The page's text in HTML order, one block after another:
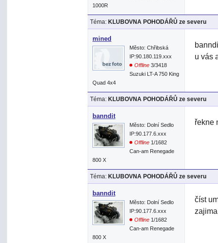
1000R
Téma: KLUBOVNA POHODÁŘŮ ze severu
mined
Město: Chřibská
IP:90.180.119.xxx
Offline 3/3418
Suzuki LT-A 750 King
Quad 4x4
u vás
Téma: KLUBOVNA POHODÁŘŮ ze severu
banndit
Město: Dolní Sedlo
IP:90.177.6.xxx
Offline 1/1682
Can-am Renegade
800 X
řekne
Téma: KLUBOVNA POHODÁŘŮ ze severu
banndit
Město: Dolní Sedlo
IP:90.177.6.xxx
Offline 1/1682
Can-am Renegade
800 X
číst